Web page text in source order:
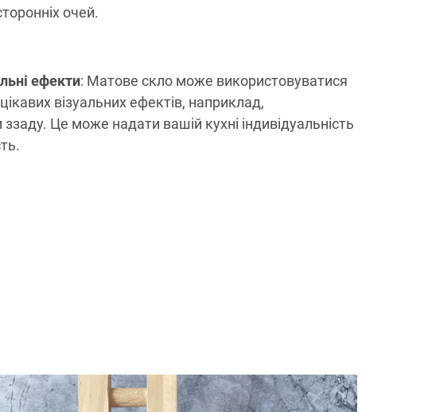
очей.
ефекти: Матове скло може використовуватися
візуальних ефектів, наприклад,
ззаду. Це може надати вашій кухні індивідуальність